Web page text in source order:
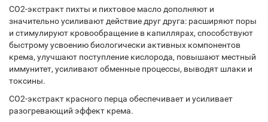
СО2-экстракт пихты и пихтовое масло дополняют и
значительно усиливают действие друг друга: расширяют поры
и стимулируют кровообращение в капиллярах, способствуют
быстрому усвоению биологически активных компонентов
крема, улучшают поступление кислорода, повышают местный
иммунитет, усиливают обменные процессы, выводят шлаки и
токсины.
СО2-экстракт красного перца обеспечивает и усиливает
разогревающий эффект крема.